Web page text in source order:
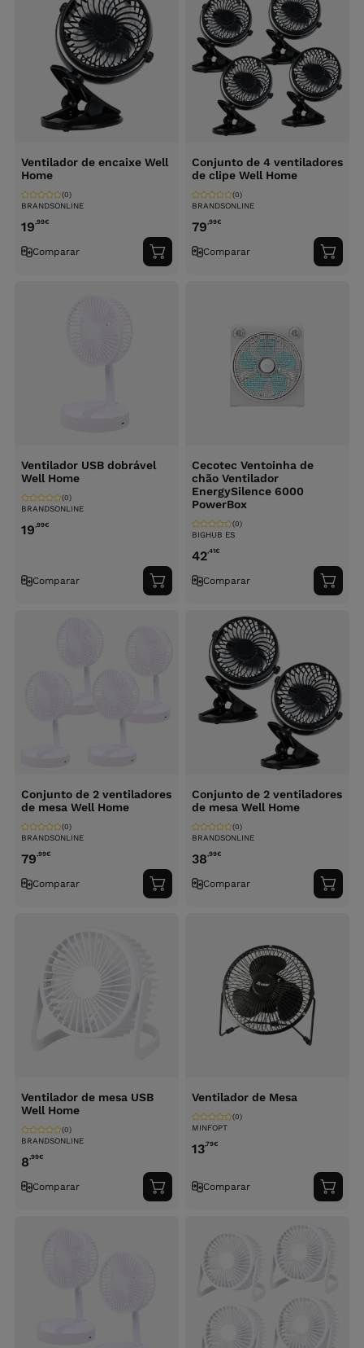
Ventilador de encaixe Well
Home
BRANDSONLINE
(0)
19,99€
Comparar
Adicionar
ao
Conjunto de 4 ventiladores
de clipe Well Home
BRANDSONLINE
(0)
79,99€
Comparar
ao
Ventilador USB dobrável
Well Home
BRANDSONLINE
(0)
19,99€
Comparar
Adicionar
ao
Cecotec Ventoinha de
chão Ventilador
EnergySilence 6000
PowerBox
BIGHUB ES
(0)
42,41€
Comparar
ao
Conjunto de 2 ventiladores
de mesa Well Home
BRANDSONLINE
(0)
79,99€
Comparar
Adicionar
ao
Conjunto de 2 ventiladores
de mesa Well Home
BRANDSONLINE
(0)
38,99€
Comparar
ao
Ventilador de mesa USB
Well Home
BRANDSONLINE
(0)
8,99€
Comparar
Adicionar
ao
Ventilador de Mesa
MINFOPT
(0)
13,79€
Comparar
ao